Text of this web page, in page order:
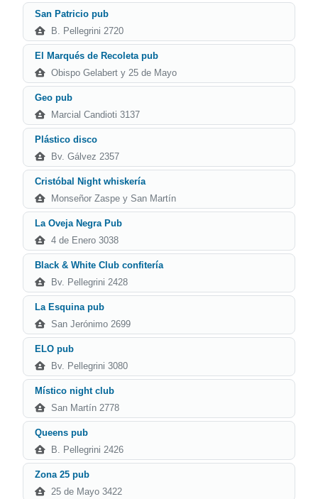
San Patricio pub
B. Pellegrini 2720
El Marqués de Recoleta pub
Obispo Gelabert y 25 de Mayo
Geo pub
Marcial Candioti 3137
Plástico disco
Bv. Gálvez 2357
Cristóbal Night whiskería
Monseñor Zaspe y San Martín
La Oveja Negra Pub
4 de Enero 3038
Black & White Club confitería
Bv. Pellegrini 2428
La Esquina pub
San Jerónimo 2699
ELO pub
Bv. Pellegrini 3080
Místico night club
San Martín 2778
Queens pub
B. Pellegrini 2426
Zona 25 pub
25 de Mayo 3422